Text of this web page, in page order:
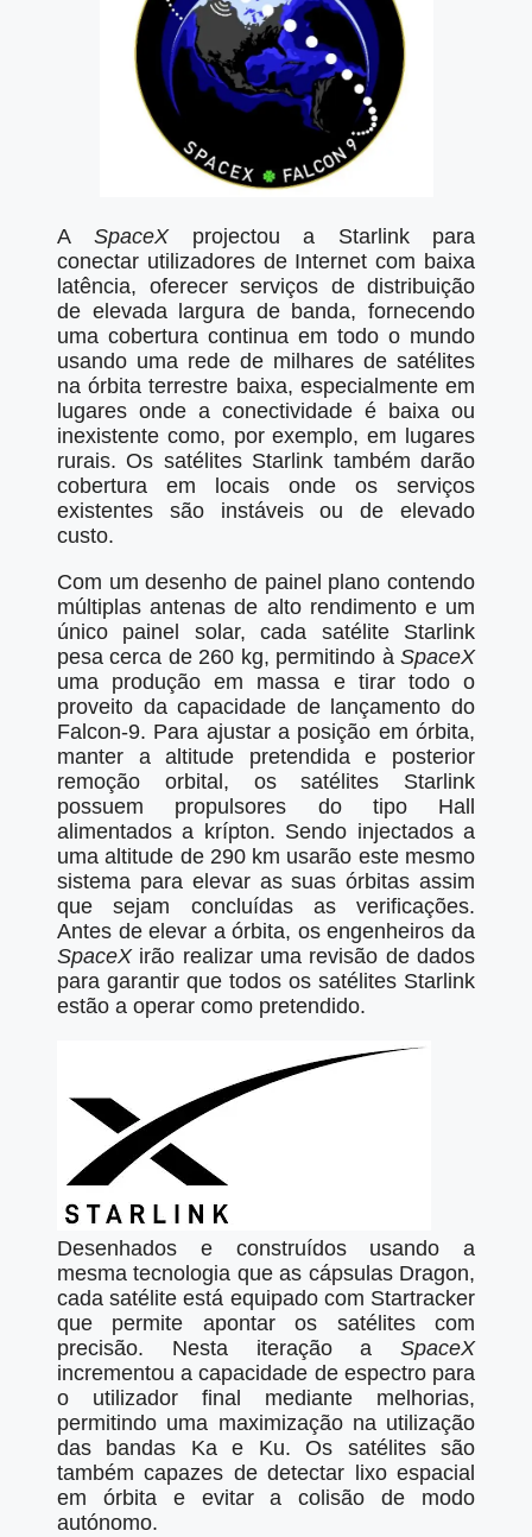
ASpaceXprojectou a Starlink para
conectar utilizadores de Internet com baixa
latência, oferecer serviços de distribuição
de elevada largura de banda, fornecendo
uma cobertura continua em todo o mundo
usando uma rede de milhares de satélites
na órbita terrestre baixa, especialmente em
lugares onde a conectividade é baixa ou
inexistente como, por exemplo, em lugares
rurais. Os satélites Starlink também darão
cobertura em locais onde os serviços
existentes são instáveis ou de elevado
custo.
Com um desenho de painel plano contendo
múltiplas antenas de alto rendimento e um
único painel solar, cada satélite Starlink
pesa cerca de 260 kg, permitindo à SpaceX
uma produção em massa e tirar todo o
proveito da capacidade de lançamento do
Falcon-9. Para ajustar a posição em órbita,
manter a altitude pretendida e posterior
remoção orbital, os satélites Starlink
possuem propulsores do tipo Hall
alimentados a krípton. Sendo injectados a
uma altitude de 290 km usarão este mesmo
sistema para elevar as suas órbitas assim
que sejam concluídas as verificações.
Antes de elevar a órbita, os engenheiros da
SpaceXirão realizar uma revisão de dados
para garantir que todos os satélites Starlink
estão a operar como pretendido.
Desenhados e construídos usando a
mesma tecnologia que as cápsulas Dragon,
cada satélite está equipado com Startracker
que permite apontar os satélites com
precisão. Nesta iteração a SpaceX
incrementou a capacidade de espectro para
o utilizador final mediante melhorias,
permitindo uma maximização na utilização
das bandas Ka e Ku. Os satélites são
também capazes de detectar lixo espacial
em órbita e evitar a colisão de modo
autónomo.